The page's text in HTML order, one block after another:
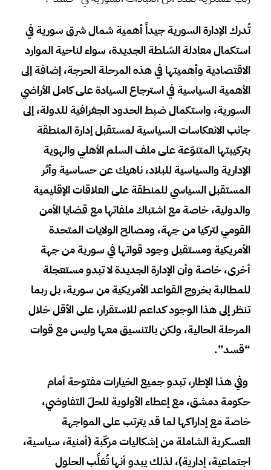
تُدرك الإدارة السورية جيداً أهمية شمال شرق سورية في
استكمال معادلة السُلطة الجديدة، سواء لناحية الموارد
الاقتصادية وأهميتها في هذه المرحلة الحرجة، إضافة إلى
الأهمية السياسية في استرجاع السيادة على كامل الأراضي
السورية، واستكمال ضبط الحدود الجغرافية للدولة، إلى
جانب الانعكاسات السياسية لمستقبل إدارة المنطقة
بتركيبتها المتنوّعة على ملف السلم الأهلي والهوية
الإدارية والسياسية للبلاد، ناهيك عن حساسية وأثر
المستقبل السياسي للمنطقة على العلاقات الإقليمية
والدولية، خاصة مع اشتباك ملفاتها مع قضايا الأمن
القومي لتركيا من جهة، ومصالح الولايات المتحدة
الأمريكية ومستقبل وجود قواتها في سورية من جهة
أخرى، خاصة وأن الإدارة الجديدة لا تبدو مستعجلة
للمطالبة بخروج القواعد الأمريكية من سورية، بل ربما
تنظر إلى هذا الوجود كداعم للاستقرار، على الأقل خلال
المرحلة الحالية، ولكن بالتنسيق معها وليس مع قوات
“قسد”.
وفي هذا الإطار، تبدو جميع الخيارات مفتوحة أمام
حكومة دمشق، مع إعطاء الأولوية للحلّ التفاوضي،
خاصة مع إداراكها لما قد يترتب على المواجهة
العسكرية الشاملة من إشكاليات مركّبة (أمنية، سياسية،
اجتماعية، إدارية)، لذلك يبدو أنها تُغلِّب الحلول